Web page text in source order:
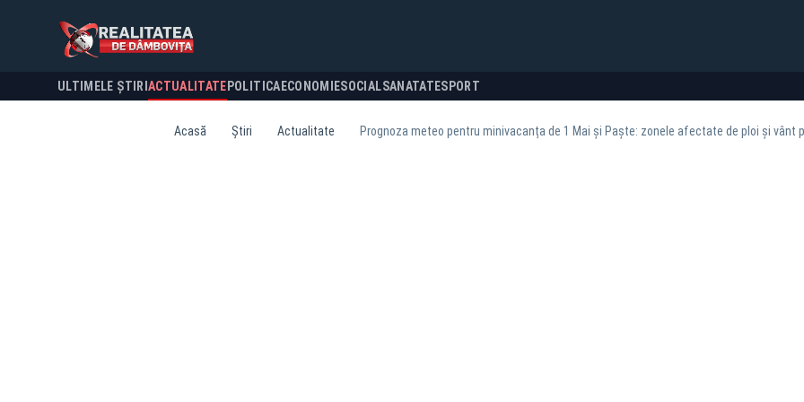
ULTIMELE ȘTIRI ACTUALITATE POLITICA ECONOMIESOCIALSANATATESPORT
Acasă Știri Actualitate Prognoza meteo pentru minivacanța de 1 Mai și Paște: zonele afectate de ploi și vânt